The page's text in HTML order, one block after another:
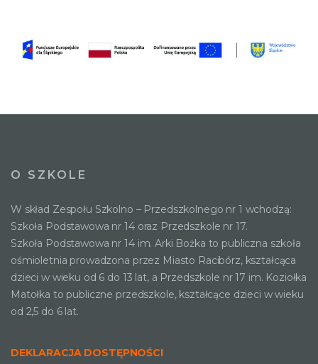
O SZKOLE
W skład Zespołu Szkolno – Przedszkolnego nr 1 wchodzą:
Szkoła Podstawowa nr 14 oraz Przedszkole nr 17.
Szkoła Podstawowa nr 14 im. Arki Bożka to publiczna szkoła
ośmioletnia prowadzona przez Miasto Racibórz, kształcąca
dzieci w wieku od 6 do 13 lat, a Przedszkole nr 17 im. Koziołka
Matołka to publiczne przedszkole, kształcące dzieci w wieku
od 2,5 do 6 lat.
DEKLARACJA DOSTĘPNOŚCI